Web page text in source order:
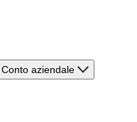
Conto aziendale